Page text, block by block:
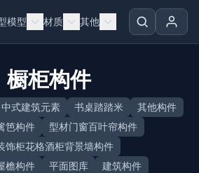
模型 材质 其他
柜构件
中式建筑元素 书桌踏踏米
其他构件
笆构件
型材门窗百叶帘构件
饰柜花格酒柜背景墙构件
檐构件 平面图库
建筑构件